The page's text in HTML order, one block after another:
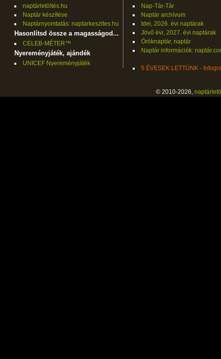
naptárletöltés.hu
Naptár készítése
Naptárnyomtatás: naptarkeszites.hu
Hasonlítsd össze a magasságod...
CELEB-MÉTER™
Nyereményjáték, ajándék
UNICEF Nyereményjáték
Nap-Tár-Tár
Naptár archívum
Idei, 2026. évi naptárak
Jövő évi, 2027. évi naptárak
Öröknaptár, naptár
Naptár információk:
5 ÉVESEK LETTÜNK -
© 2010-2026,